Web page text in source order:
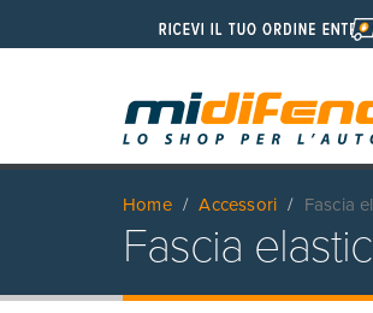
Home Accessori Fascia
Fascia